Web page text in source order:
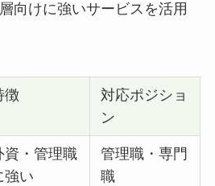
向けに強いサービスを活用
徴
対応ポジショ
ン
資・管理職
強い
管理職・専門
職